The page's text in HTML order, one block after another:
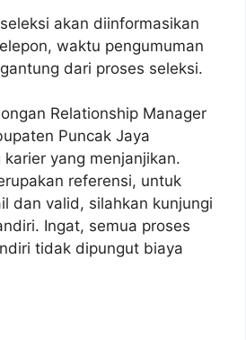
akan diinformasikan
waktu pengumuman
dari proses seleksi.
Relationship Manager
Puncak Jaya
yang menjanjikan.
referensi, untuk
dan valid, silahkan kunjungi
Ingat, semua proses
tidak dipungut biaya